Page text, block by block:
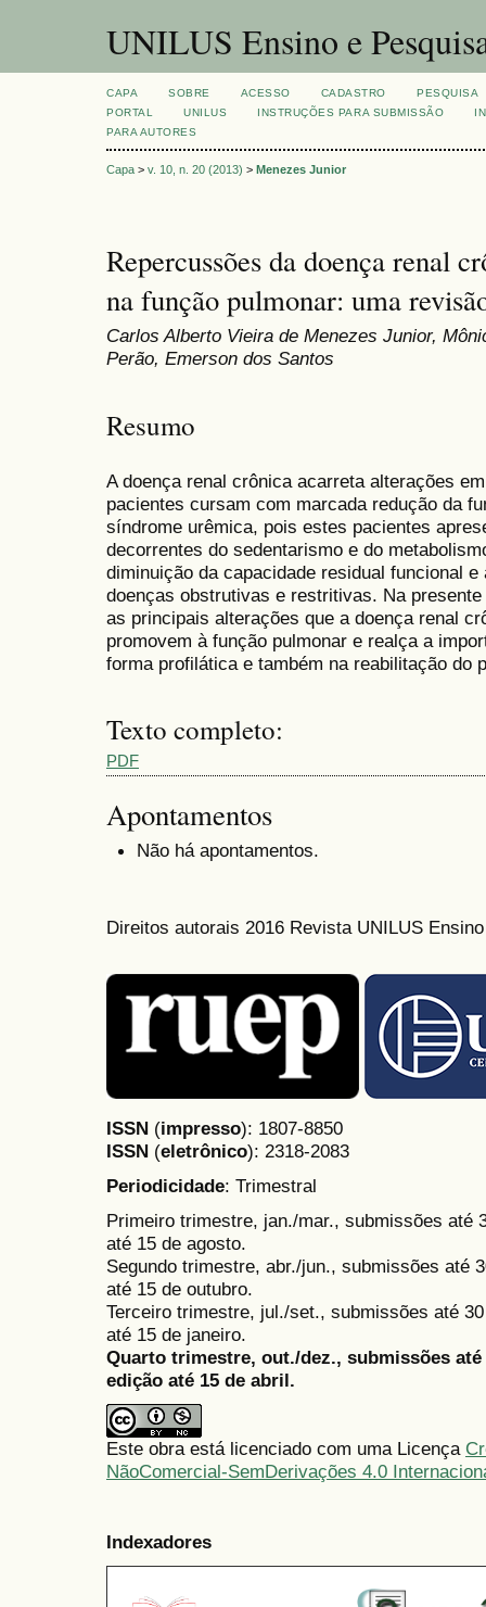
UNILUS Ensino e
CAPA SOBRE ACESSO CADASTRO
PESQUISA
PORTAL
UNILUS INSTRUÇÕES PARA SUBMISSÃO
PARA AUTORES
Capa > v. 10, n. 20 (2013) > Menezes Junior
Repercussões da doença renal
na função pulmonar: uma
Carlos Alberto Vieira de Menezes Junior,
Perão, Emerson dos Santos
Resumo
A doença renal crônica acarreta alterações
pacientes cursam com marcada redução da
síndrome urêmica, pois estes pacientes
decorrentes do sedentarismo e do
diminuição da capacidade residual funcional
doenças obstrutivas e restritivas. Na
as principais alterações que a doença renal
promovem à função pulmonar e realça a
forma profilática e também na reabilitação do
Texto completo:
PDF
Apontamentos
Não há apontamentos.
Direitos autorais 2016 Revista UNILUS
ISSN (impresso): 1807-8850
ISSN (eletrônico): 2318-2083
Periodicidade: Trimestral
Primeiro trimestre, jan./mar., submissões até
até 15 de agosto.
Segundo trimestre, abr./jun., submissões até
até 15 de outubro.
Terceiro trimestre, jul./set., submissões até
até 15 de janeiro.
Quarto trimestre, out./dez., submissões
edição até 15 de abril.
Este obra está licenciado com uma Licença
NãoComercial-SemDerivações 4.0
Indexadores